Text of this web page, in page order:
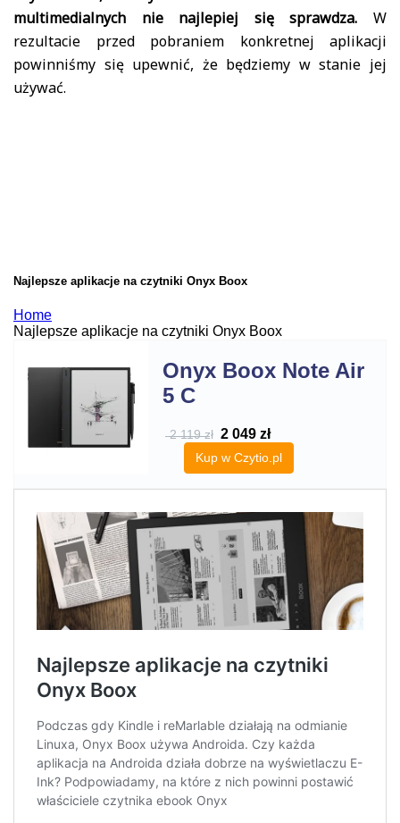
multimedialnych nie najlepiej się sprawdza. W
rezultacie przed pobraniem konkretnej aplikacji
powinniśmy się upewnić, że będziemy w stanie jej
używać.